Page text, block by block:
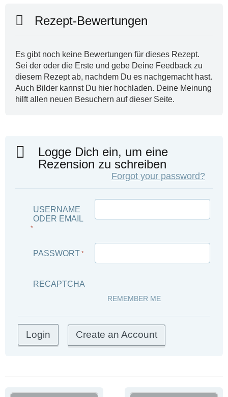
Rezept-Bewertungen
Es gibt noch keine Bewertungen für dieses Rezept.
Sei der oder die Erste und gebe Deine Feedback zu
diesem Rezept ab, nachdem Du es nachgemacht hast.
Auch Bilder kannst Du hier hochladen. Deine Meinung
hilft allen neuen Besuchern auf dieser Seite.
Logge Dich ein, um eine
Rezension zu schreiben
Forgot your password?
USERNAME
ODER EMAIL
*
PASSWORT *
RECAPTCHA
REMEMBER ME
Create an Account